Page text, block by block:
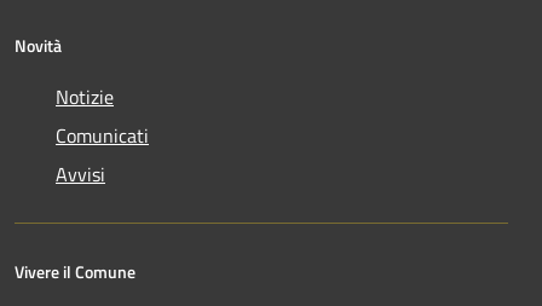
Novità
Notizie
Comunicati
Avvisi
Vivere il Comune